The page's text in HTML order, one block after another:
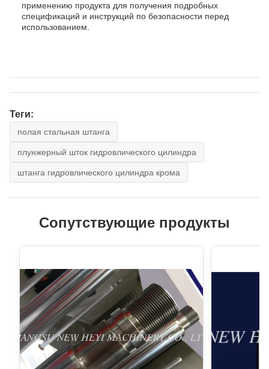
применению продукта для получения подробных
спецификаций и инструкций по безопасности перед
использованием.
Теги:
полая стальная штанга
плунжерный шток гидровлического цилиндра
штанга гидровлического цилиндра крома
Сопутствующие продукты